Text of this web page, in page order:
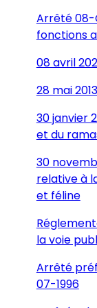
Arrêté 08-
fonctions
08 avril
28 mai
30 janvier
et du
30
relative à
et féline
la voie
Arrêté
07-1996